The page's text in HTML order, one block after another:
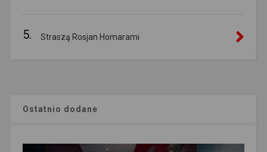
5. Straszą Rosjan Homarami
Ostatnio dodane